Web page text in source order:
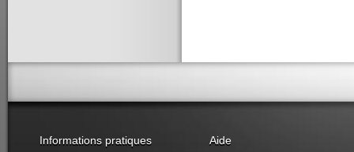
Informations pratiques Aide